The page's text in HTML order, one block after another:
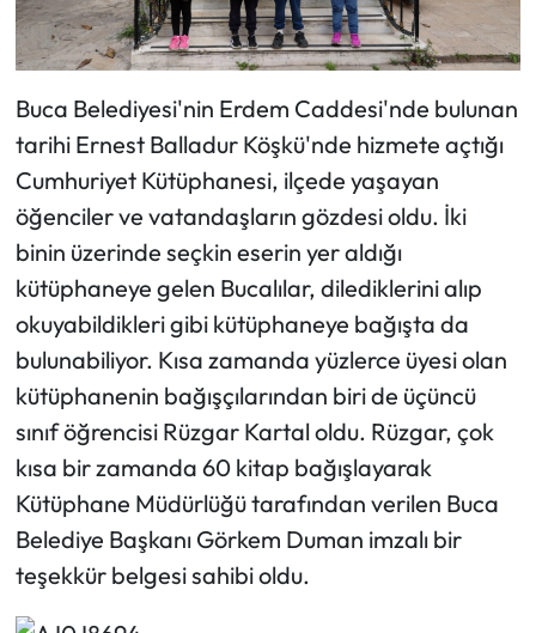
Buca Belediyesi'nin Erdem Caddesi'nde bulunan
tarihi Ernest Balladur Köşkü'nde hizmete açtığı
Cumhuriyet Kütüphanesi, ilçede yaşayan
öğenciler ve vatandaşların gözdesi oldu. İki
binin üzerinde seçkin eserin yer aldığı
kütüphaneye gelen Bucalılar, dilediklerini alıp
okuyabildikleri gibi kütüphaneye bağışta da
bulunabiliyor. Kısa zamanda yüzlerce üyesi olan
kütüphanenin bağışçılarından biri de üçüncü
sınıf öğrencisi Rüzgar Kartal oldu. Rüzgar, çok
kısa bir zamanda 60 kitap bağışlayarak
Kütüphane Müdürlüğü tarafından verilen Buca
Belediye Başkanı Görkem Duman imzalı bir
teşekkür belgesi sahibi oldu.